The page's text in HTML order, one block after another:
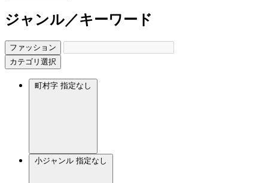
ジャンル／キーワード
ファッション
カテゴリ選択
町村字 指定なし
小ジャンル 指定なし